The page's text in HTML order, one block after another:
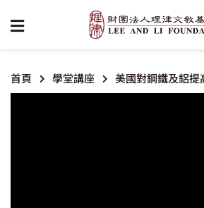
首頁 學堂講座 美國對鋼鐵及鋁提